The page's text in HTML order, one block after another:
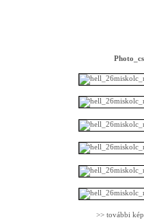
>> további